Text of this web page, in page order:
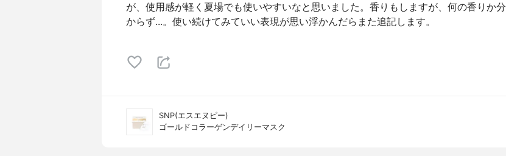
が、使用感が軽く夏場でも使いやすいなと思いました。香りもしますが、何の香りか分
からず...。使い続けてみていい表現が思い浮かんだらまた追記します。
SNP(エスエヌピー)
ゴールドコラーゲンデイリーマスク